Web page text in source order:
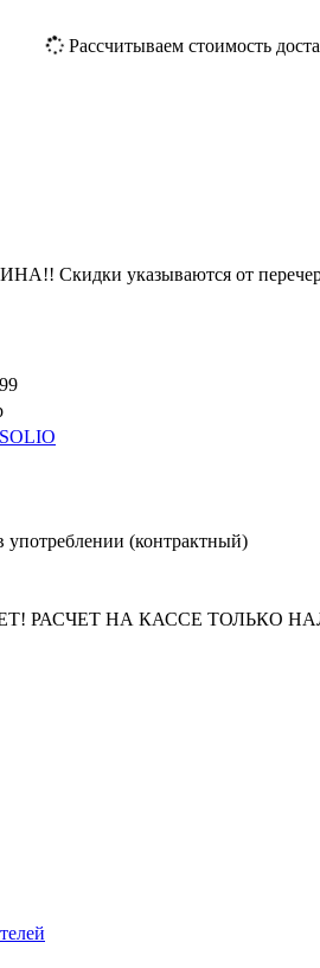
Рассчитываем стоимость
указываются от
(контрактный)
НА КАССЕ ТОЛЬКО